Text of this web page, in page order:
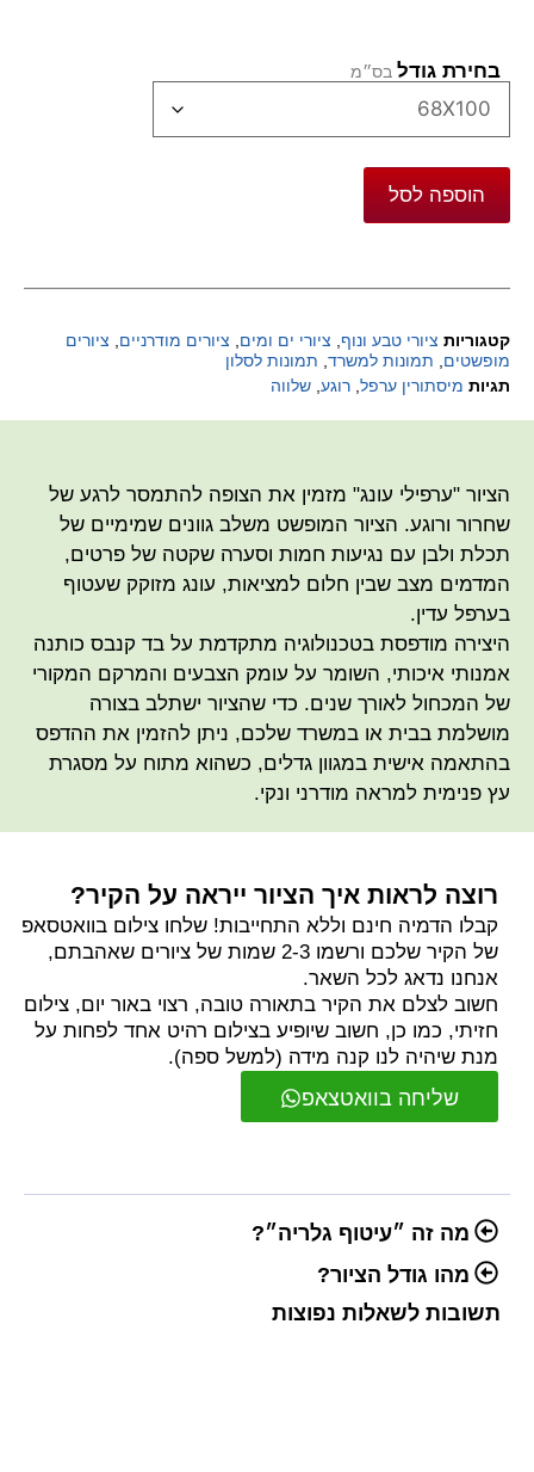
בחירת גודל
הוספה לסל
קטגוריות ציורי טבע ונוף, ציורי ים ומים, ציורים מודרניים, ציורים
מופשטים, תמונות למשרד, תמונות לסלון
תגיות מיסתורין ערפל, רוגע, שלווה
הציור "ערפילי עונג" מזמין את הצופה להתמסר לרגע של
שחרור ורוגע. הציור המופשט משלב גוונים שמימיים של
תכלת ולבן עם נגיעות חמות וסערה שקטה של פרטים,
המדמים מצב שבין חלום למציאות, עונג מזוקק שעטוף
בערפל עדין.
היצירה מודפסת בטכנולוגיה מתקדמת על בד קנבס כותנה
אמנותי איכותי, השומר על עומק הצבעים והמרקם המקורי
של המכחול לאורך שנים. כדי שהציור ישתלב בצורה
מושלמת בבית או במשרד שלכם, ניתן להזמין את ההדפס
בהתאמה אישית במגוון גדלים, כשהוא מתוח על מסגרת
עץ פנימית למראה מודרני ונקי.
שליחה בוואטצאפ
רוצה לראות איך הציור ייראה על הקיר?
קבלו הדמיה חינם וללא התחייבות! שלחו צילום בוואטסאפ
של הקיר שלכם ורשמו 2-3 שמות של ציורים שאהבתם,
אנחנו נדאג לכל השאר.
חשוב לצלם את הקיר בתאורה טובה, רצוי באור יום, צילום
חזיתי, כמו כן, חשוב שיופיע בצילום רהיט אחד לפחות על
מנת שיהיה לנו קנה מידה (למשל ספה).
מה זה ״עיטוף גלריה״?
מהו גודל הציור?
תשובות לשאלות נפוצות